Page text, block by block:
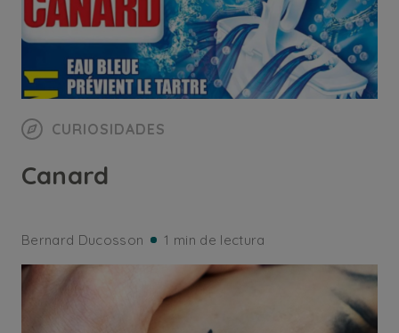
CURIOSIDADES
Canard
Bernard Ducosson 1 min de lectura